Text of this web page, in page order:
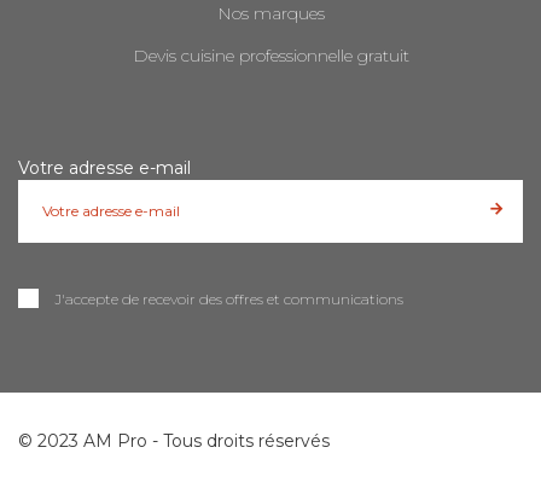
Nos marques
Devis cuisine professionnelle gratuit
Votre adresse e-mail
J'accepte de recevoir des offres et communications
© 2023 AM Pro - Tous droits réservés